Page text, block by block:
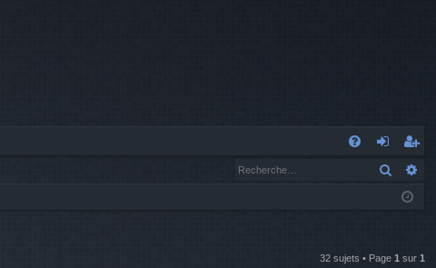
o
ex
’e
nr
ist
32 sujets • Page 1 sur 1